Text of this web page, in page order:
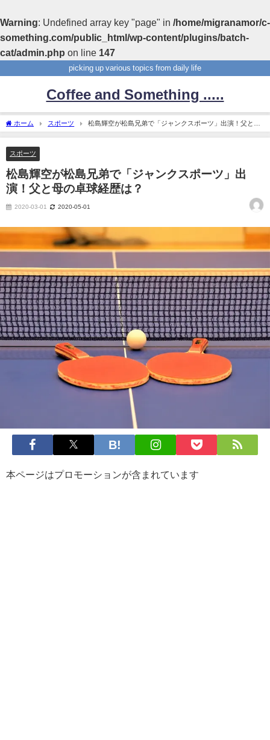
Warning: Undefined array key "page" in /home/migranamor/c-
something.com/public_html/wp-content/plugins/batch-
cat/admin.php on line 147
picking up various topics from daily life
Coffee and Something .....
ホーム スポーツ
松島輝空が松島兄弟で「ジャンクスポーツ」出演！父と母
の卓球経歴は？
スポーツ
松島輝空が松島兄弟で「ジャンクスポーツ」出
演！父と母の卓球経歴は？
2020-03-01 2020-05-01
本ページはプロモーションが含まれています